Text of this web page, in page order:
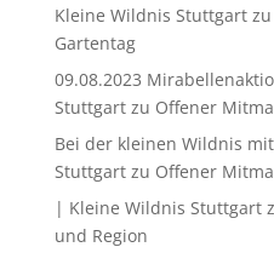
Kleine Wildnis Stuttgartzu
Gartentag
09.08.2023
Stuttgartzu Offener
Bei der kleinen Wildnis
Stuttgartzu Offener
| Kleine Wildnis Stuttgart
und Region